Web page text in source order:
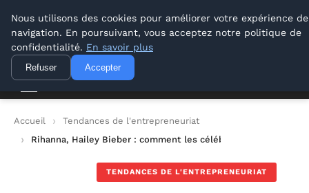
Lyon Photos
Lyon Photos
Accueil
Tendances de l'entrepreneuriat
Rihanna, Hailey Bieber : comment les célébrités bâtissent
TENDANCES DE L'ENTREPRENEURIAT
Nous utilisons des cookies pour améliorer votre expérience de
navigation. En poursuivant, vous acceptez notre politique de
confidentialité. En savoir plus
Refuser Accepter